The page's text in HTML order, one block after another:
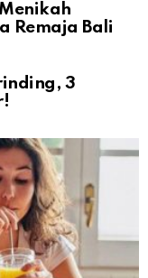
Remaja Bali
3